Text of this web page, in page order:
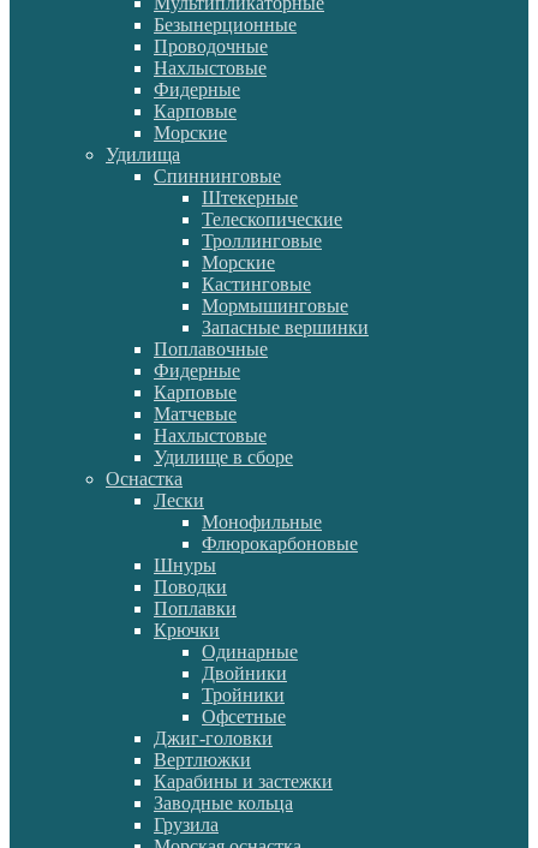
Безынерционные
Проводочные
Нахлыстовые
Фидерные
Карповые
Морские
Удилища
Спиннинговые
Штекерные
Телескопические
Троллинговые
Морские
Кастинговые
Мормышинговые
Запасные вершинки
Поплавочные
Фидерные
Карповые
Матчевые
Нахлыстовые
Удилище в сборе
Оснастка
Лески
Монофильные
Флюрокарбоновые
Шнуры
Поводки
Поплавки
Крючки
Одинарные
Двойники
Тройники
Офсетные
Джиг-головки
Вертлюжки
Карабины и застежки
Заводные кольца
Грузила